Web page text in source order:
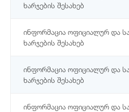
ხარჯების შესახებ
ინფორმაცია ოფიციალურ და
ხარჯების შესახებ
ინფორმაცია ოფიციალურ და
ხარჯების შესახებ
ინფორმაცია ოფიციალურ და